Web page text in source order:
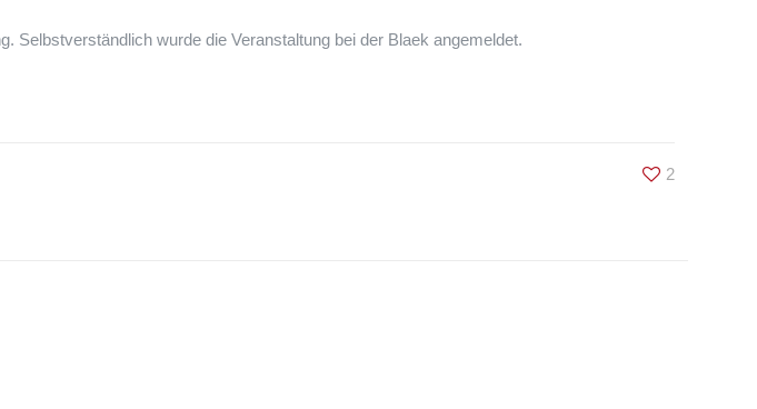
Selbstverständlich wurde die Veranstaltung bei der Blaek angemeldet.
2